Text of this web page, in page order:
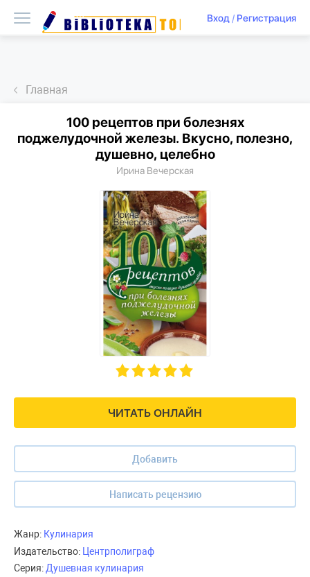
Вход/ Регистрация
Главная
ЧИТАТЬ ОНЛАЙН
Добавить
Написать рецензию
100 рецептов при болезнях
поджелудочной железы. Вкусно, полезно,
душевно, целебно
Ирина Вечерская
Жанр: Кулинария
Издательство:
Центрполиграф
Серия: Душевная кулинария